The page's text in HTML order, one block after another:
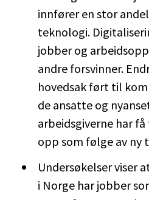
innfører en stor
teknologi.
jobber og
andre forsvinner.
hovedsak ført til
de ansatte og
arbeidsgiverne har
opp som følge av ny
Undersøkelser viser
i Norge har jobber